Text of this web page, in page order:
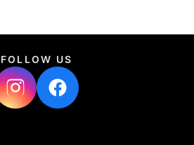
FOLLOW US